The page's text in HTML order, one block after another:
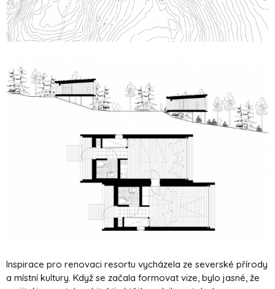
Inspirace pro renovaci resortu vycházela ze severské přírody
a místní kultury. Když se začala formovat vize, bylo jasné, že